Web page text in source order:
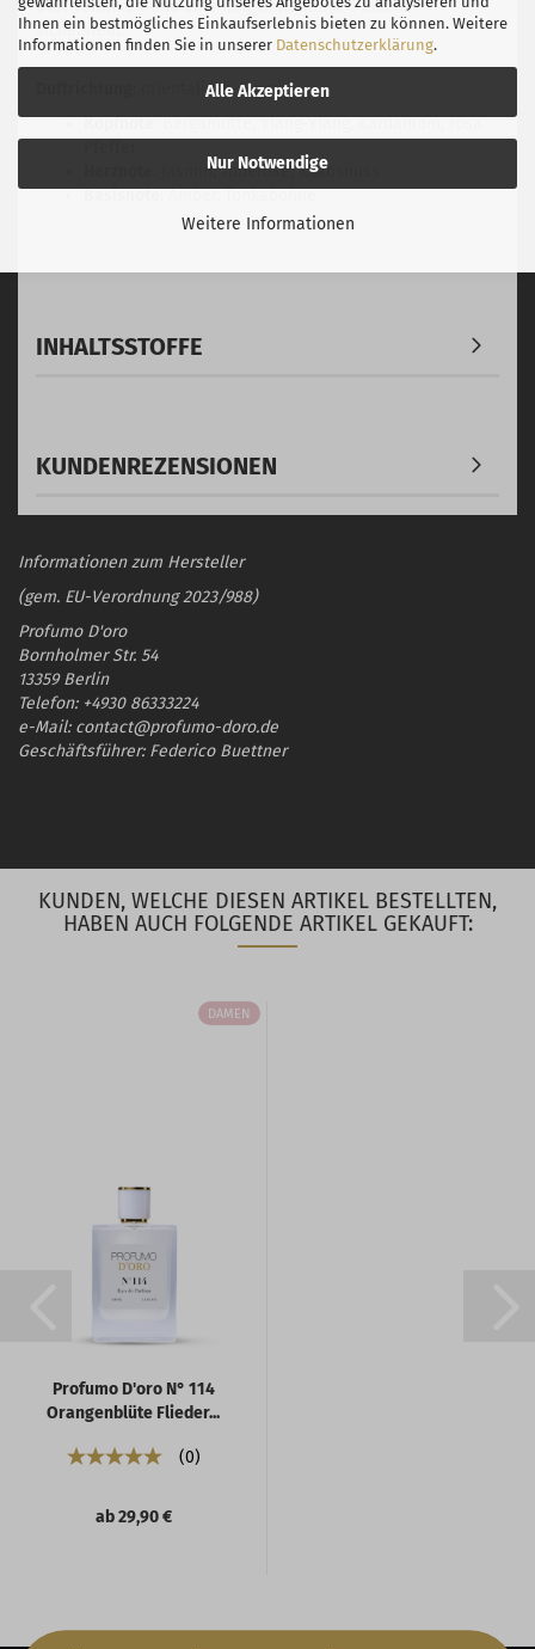
Ihnen ein bestmögliches Einkaufserlebnis bieten zu können. Weitere
Informationen finden Sie in unserer Datenschutzerklärung.
Alle Akzeptieren
Nur Notwendige
Weitere Informationen
Duft verankert und eine lang anhaltende Präsenz
sicherstellt.
: orientalisch-blumig
Kopfnote: Bergamotte, Ylang-Ylang, Kardamom, rosa
: Jasmin, Tuberose, Kokosnuss
Basisnote: Amber, Tonkabohne
INHALTSSTOFFE
KUNDENREZENSIONEN
Informationen zum Hersteller
(gem. EU-Verordnung 2023/988)
Profumo D'oro
Bornholmer Str. 54
13359 Berlin
Telefon: +4930 86333224
e-Mail: contact@profumo-doro.de
Geschäftsführer: Federico Buettner
KUNDEN, WELCHE DIESEN ARTIKEL BESTELLTEN,
HABEN AUCH FOLGENDE ARTIKEL GEKAUFT:
DAMEN
Profumo D'oro N° 114
Orangenblüte Flieder...
0
ab 29,90 €